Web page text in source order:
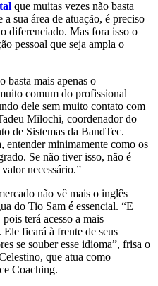
que muitas vezes não basta
sua área de atuação, é preciso
diferenciado. Mas fora isso o
pessoal que seja ampla o
basta mais apenas o
comum do profissional
dele sem muito contato com
Milochi, coordenador do
de Sistemas da BandTec.
entender minimamente como os
Se não tiver isso, não é
necessário.”
não vê mais o inglês
do Tio Sam é essencial. “E
terá acesso a mais
ficará à frente de seus
se souber esse idioma”, frisa o
que atua como
Coaching.